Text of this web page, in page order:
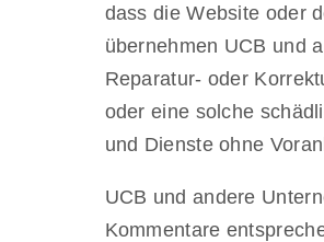
dass die Website oder
übernehmen UCB und
Reparatur- oder
oder eine solche
und Dienste ohne
UCB und andere
Kommentare